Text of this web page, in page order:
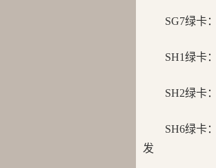
SG7绿卡：
SH1绿卡：
SH2绿卡：
SH6绿卡：
发